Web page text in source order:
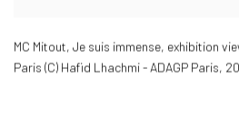
MC Mitout, Je suis immense, exhibition
Paris (C) Hafid Lhachmi - ADAGP Paris,